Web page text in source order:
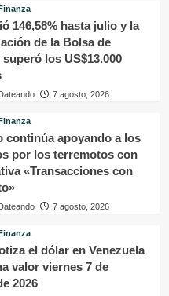
146,58% hasta julio y la
de la Bolsa de
los US$13.000
7 agosto, 2026
continúa apoyando a los
por los terremotos con
«Transacciones con
7 agosto, 2026
el dólar en Venezuela
valor viernes 7 de
2026